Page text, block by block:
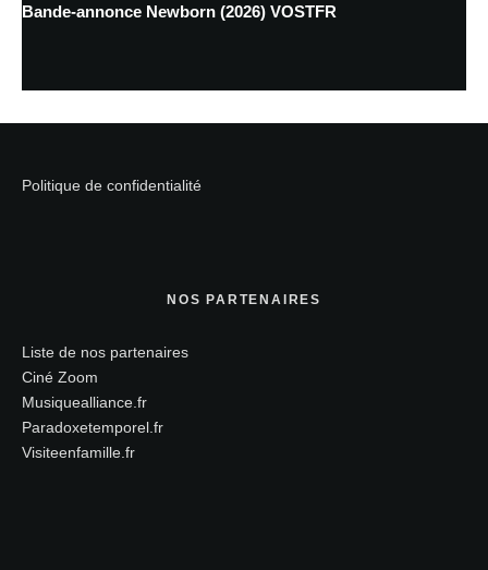
Bande-annonce Newborn (2026) VOSTFR
Politique de confidentialité
NOS PARTENAIRES
Liste de nos partenaires
Ciné Zoom
Musiquealliance.fr
Paradoxetemporel.fr
Visiteenfamille.fr